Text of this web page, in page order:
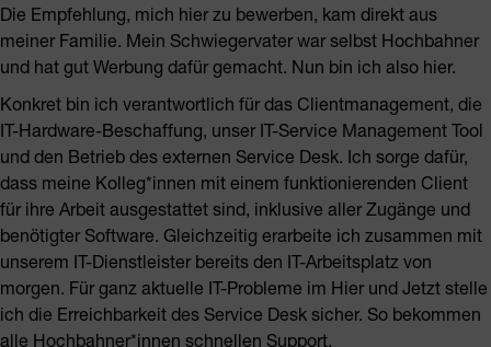
Die Empfehlung, mich hier zu bewerben, kam direkt aus
meiner Familie. Mein Schwiegervater war selbst Hochbahner
und hat gut Werbung dafür gemacht. Nun bin ich also hier.
Konkret bin ich verantwortlich für das Clientmanagement, die
IT-Hardware-Beschaffung, unser IT-Service Management Tool
und den Betrieb des externen Service Desk. Ich sorge dafür,
dass meine Kolleg*innen mit einem funktionierenden Client
für ihre Arbeit ausgestattet sind, inklusive aller Zugänge und
benötigter Software. Gleichzeitig erarbeite ich zusammen mit
unserem IT-Dienstleister bereits den IT-Arbeitsplatz von
morgen. Für ganz aktuelle IT-Probleme im Hier und Jetzt stelle
ich die Erreichbarkeit des Service Desk sicher. So bekommen
alle Hochbahner*innen schnellen Support.